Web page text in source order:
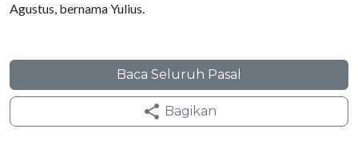
Agustus, bernama Yulius.
Baca Seluruh Pasal
Bagikan